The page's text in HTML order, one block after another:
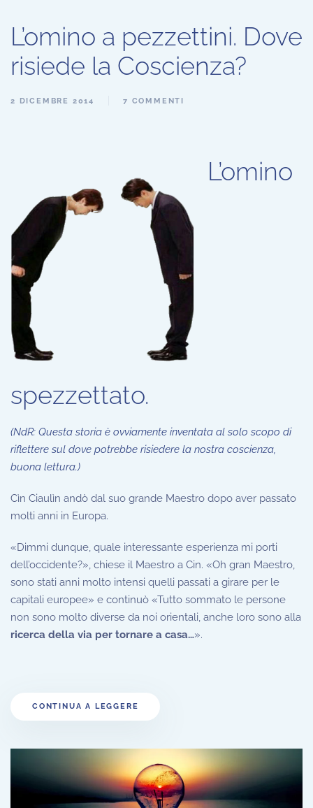
L’omino a pezzettini. Dove
risiede la Coscienza?
2 DICEMBRE 2014 7 COMMENTI
L’omino
spezzettato.
(NdR: Questa storia è ovviamente inventata al solo scopo di
riflettere sul dove potrebbe risiedere la nostra coscienza,
buona lettura.)
Cìn Ciaulìn andò dal suo grande Maestro dopo aver passato
molti anni in Europa.
«Dimmi dunque, quale interessante esperienza mi porti
dell’occidente?», chiese il Maestro a Cin. «Oh gran Maestro,
sono stati anni molto intensi quelli passati a girare per le
capitali europee» e continuò «Tutto sommato le persone
non sono molto diverse da noi orientali, anche loro sono alla
ricerca della via per tornare a casa…».
CONTINUA A LEGGERE